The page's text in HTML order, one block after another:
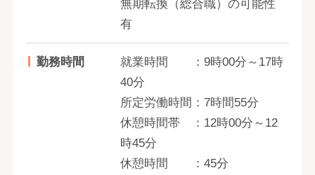
無期転換（総合職）の可能性
有
勤務時間
就業時間 ：9時00分～17時
40分
所定労働時間：7時間55分
休憩時間帯 ：12時00分～12
時45分
休憩時間 ：45分